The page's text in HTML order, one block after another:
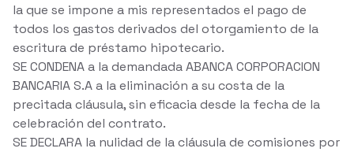
la que se impone a mis representados el pago de
todos los gastos derivados del otorgamiento de la
escritura de préstamo hipotecario.
SE CONDENA a la demandada ABANCA CORPORACION
BANCARIA S.A a la eliminación a su costa de la
precitada cláusula, sin eficacia desde la fecha de la
celebración del contrato.
SE DECLARA la nulidad de la cláusula de comisiones por